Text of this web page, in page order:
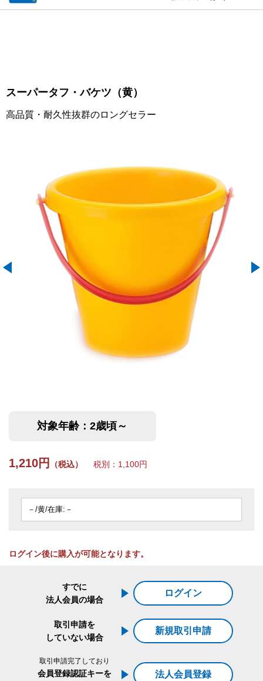
スーパータフ・バケツ（黄）
高品質・耐久性抜群のロングセラー
対象年齢：2歳頃～
1,210円 （税込） 税別：1,100円
ログイン後に購入が可能となります。
すでに
法人会員の場合
ログイン
取引申請を
していない場合
新規取引申請
取引申請完了しており
会員登録認証キーを
法人会員登録